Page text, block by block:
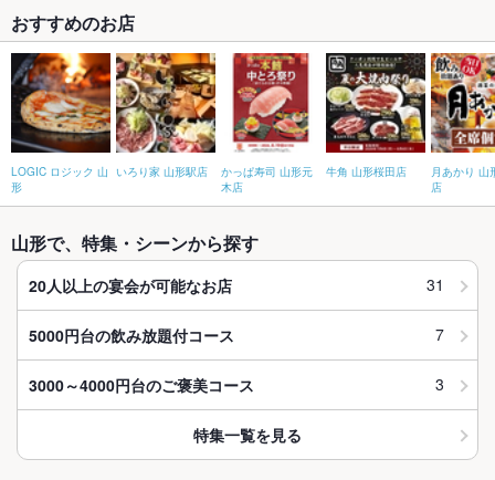
おすすめのお店
LOGIC ロジック 山
形
いろり家 山形駅店
かっぱ寿司 山形元
木店
牛角 山形桜田店
月あかり 山
店
山形で、特集・シーンから探す
20人以上の宴会が可能なお店 31
5000円台の飲み放題付コース 7
3000～4000円台のご褒美コース 3
特集一覧を見る